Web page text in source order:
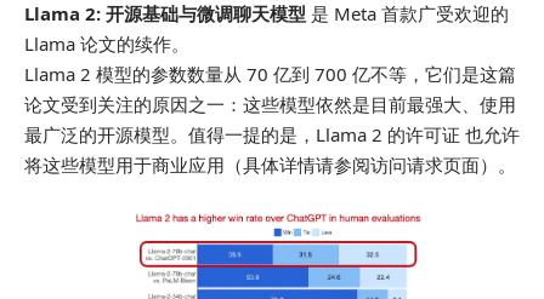
Llama 2: 开源基础与微调聊天模型 是 Meta 首款广受欢迎的
Llama 论文的续作。
Llama 2 模型的参数数量从 70 亿到 700 亿不等，它们是这篇
论文受到关注的原因之一：这些模型依然是目前最强大、使用
最广泛的开源模型。值得一提的是，Llama 2 的许可证 也允许
将这些模型用于商业应用（具体详情请参阅访问请求页面）。